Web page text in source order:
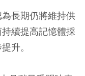
長期仍將維持供
續提高記憶體採
升。